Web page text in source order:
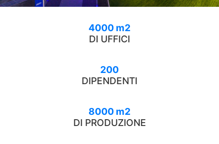
4000 m2
DI UFFICI
200
DIPENDENTI
8000 m2
DI PRODUZIONE